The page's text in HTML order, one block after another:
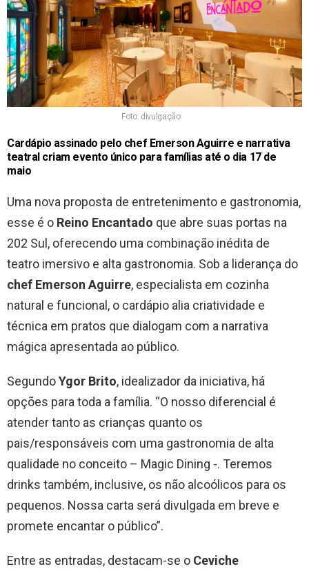
Foto: divulgação
Cardápio assinado pelo chef Emerson Aguirre e narrativa
teatral criam evento único para famílias até o dia 17 de
maio
Uma nova proposta de entretenimento e gastronomia,
esse é o Reino Encantado que abre suas portas na
202 Sul, oferecendo uma combinação inédita de
teatro imersivo e alta gastronomia. Sob a liderança do
chef Emerson Aguirre, especialista em cozinha
natural e funcional, o cardápio alia criatividade e
técnica em pratos que dialogam com a narrativa
mágica apresentada ao público.
SegundoYgor Brito, idealizador da iniciativa, há
opções para toda a família. “O nosso diferencial é
atender tanto as crianças quanto os
pais/responsáveis com uma gastronomia de alta
qualidade no conceito – Magic Dining -. Teremos
drinks também, inclusive, os não alcoólicos para os
pequenos. Nossa carta será divulgada em breve e
promete encantar o público”.
Entre as entradas, destacam-se o Ceviche